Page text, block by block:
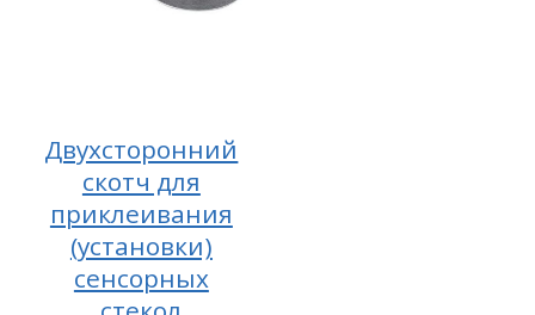
Двухсторонний
скотч для
приклеивания
(установки)
сенсорных